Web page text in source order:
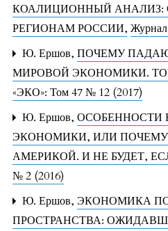
КОАЛИЦИОННЫЙ АНАЛИЗ:
РЕГИОНАМ РОССИИ,
Ю. Ершов, ПОЧЕМУ
МИРОВОЙ ЭКОНОМИКИ.
«ЭКО»: Том 47 № 12 (2017)
Ю. Ершов,
ЭКОНОМИКИ, ИЛИ
АМЕРИКОЙ. И НЕ БУДЕТ,
№ 2 (2016)
Ю. Ершов, ЭКОНОМИКА
ПРОСТРАНСТВА: